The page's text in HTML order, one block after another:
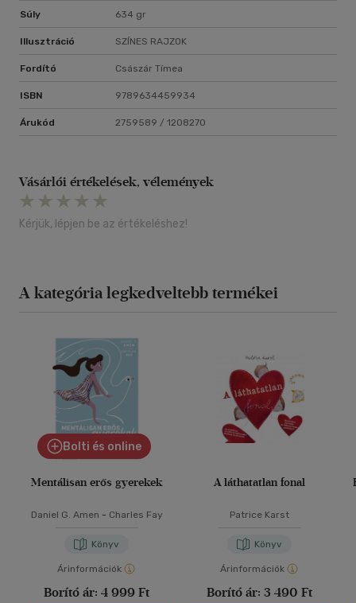
Súly 634 gr
Illusztráció SZÍNES RAJZOK
Fordító Császár Tímea
ISBN 9789634459934
Árukód 2759589 / 1208270
Vásárlói értékelések, vélemények
Kérjük, lépjen be az értékeléshez!
A kategória legkedveltebb termékei
Bolti és online
Mentálisan erős gyerekek
Daniel G. Amen - Charles Fay
Könyv
Árinformációk
Borító ár: 4 999 Ft
A láthatatlan fonal
Patrice Karst
Könyv
Árinformációk
Borító ár: 3 490 Ft